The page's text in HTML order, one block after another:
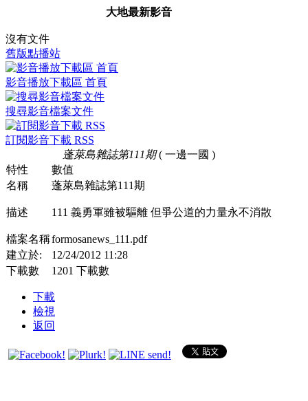
大地最新影音
沒有文件
舊版點播站
影音播放下載區 首頁
搜尋影音檔案文件
訂閱影音下載 RSS
蓬萊島雜誌第111期( 一邊一國 )
特性
數值
名稱
蓬萊島雜誌第111期
描述 111 義勇軍雖被驅離 但爭公道的力量永不消散
檔案名稱formosanews_111.pdf
建立於:
12/24/2012 11:28
下載數
1201 下載數
下載
檢視
返回